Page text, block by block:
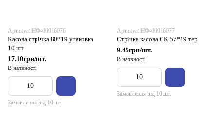
Артикул: НФ-00016076
Касова стрічка 80*19 упаковка
10 шт
17.10грн/шт.
В наявності
Замовлення від 10 шт.
Артикул: НФ-00016077
Стрічка касова СК 57*19 тер
9.45грн/шт.
В наявності
Замовлення від 10 шт.